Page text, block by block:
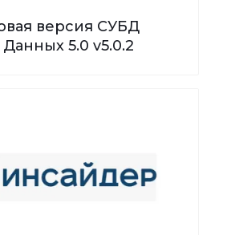
версия СУБД
5.0 v5.0.2